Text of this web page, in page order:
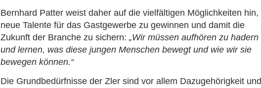
Bernhard Patter weist daher auf die vielfältigen Möglichkeiten hin,
neue Talente für das Gastgewerbe zu gewinnen und damit die
Zukunft der Branche zu sichern:„Wir müssen aufhören zu hadern
und lernen, was diese jungen Menschen bewegt und wie wir sie
bewegen können.“
Die Grundbedürfnisse der Zler sind vor allem Dazugehörigkeit und